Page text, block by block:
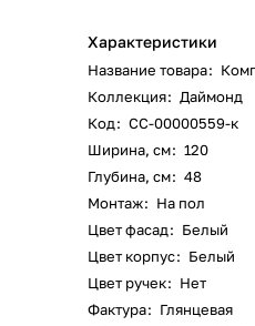
Характеристики
Название товара:
Коллекция: Даймонд
Код: СС-00000559-к
Ширина, см: 120
Глубина, см: 48
Монтаж: На пол
Цвет фасад: Белый
Цвет корпус: Белый
Цвет ручек: Нет
Фактура: Глянцевая